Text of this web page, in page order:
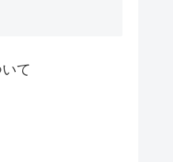
て